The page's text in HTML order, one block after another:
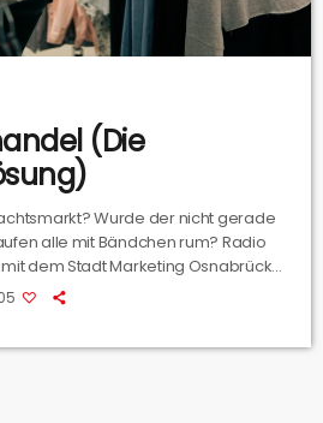
(Die
Wurde der nicht gerade
alle mit Bändchen rum? Radio
dem Stadt Marketing Osnabrück
die 2G Regel, die ab Samstag